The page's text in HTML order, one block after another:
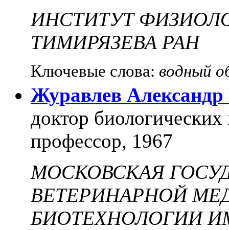
ИНСТИТУТ
ТИМИРЯЗЕВА РАН
Ключевые слова: водный
Журавлев
доктор
профессор, 1967
МОСКОВСКАЯ
ВЕТЕРИНАРНОЙ
БИОТЕХНОЛОГИИ